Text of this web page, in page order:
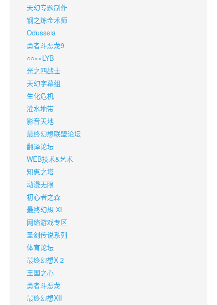
天幻专题制作
钢之炼金术师
Odusseia
勇者斗恶龙9
○○××LYB
光之四战士
天幻字幕组
生化危机
灌水地带
影音天地
最终幻想联盟论坛
翻译论坛
WEB技术&艺术
知惠之塔
动漫无限
初心者之森
最终幻想 XI
网络游戏专区
圣剑传说系列
体育论坛
最终幻想X-2
王国之心
勇者斗恶龙
最终幻想XII